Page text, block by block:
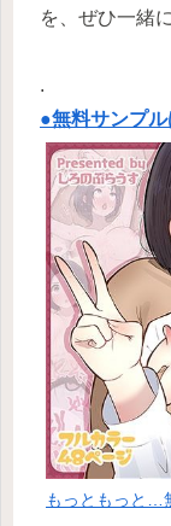
を、ぜひ一緒
.
●無料サンプル
もっともっと…